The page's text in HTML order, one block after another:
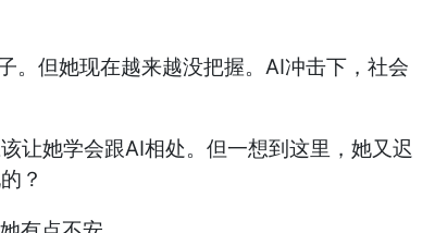
。但她现在越来越没把握。AI冲击下，社会
让她学会跟AI相处。但一想到这里，她又迟
？